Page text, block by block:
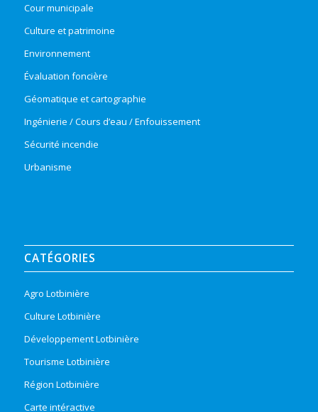
Cour municipale
Culture et patrimoine
Environnement
Évaluation foncière
Géomatique et cartographie
Ingénierie / Cours d’eau / Enfouissement
Sécurité incendie
Urbanisme
CATÉGORIES
Agro Lotbinière
Culture Lotbinière
Développement Lotbinière
Tourisme Lotbinière
Région Lotbinière
Carte intéractive